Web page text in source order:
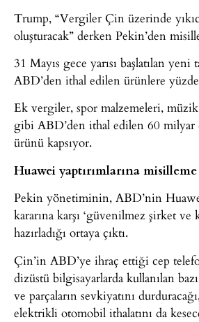
Trump, “Vergiler Çin üzerinde
oluşturacak” derken Pekin’den
31 Mayıs gece yarısı başlatılan
ABD’den ithal edilen ürünlere
Ek vergiler, spor malzemeleri,
gibi ABD’den ithal edilen 60 milyar
ürünü kapsıyor.
Huawei yaptırımlarına misilleme
Pekin yönetiminin, ABD’nin
kararına karşı ‘güvenilmez şirket ve
hazırladığı ortaya çıktı.
Çin’in ABD’ye ihraç ettiği cep
dizüstü bilgisayarlarda kullanılan
ve parçaların sevkiyatını
elektrikli otomobil ithalatını da